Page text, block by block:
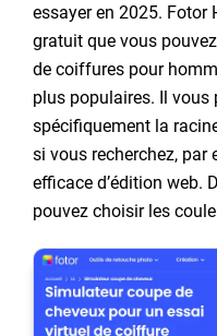
essayer en 2025. Fotor
gratuit que vous
de coiffures pour
plus populaires. Il vous
spécifiquement la
si vous recherchez, par
efficace d’édition web.
pouvez choisir les